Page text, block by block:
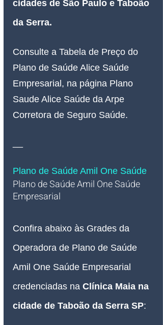
cidades de São Paulo e Taboão
da Serra.
Consulte a Tabela de Preço do
Plano de Saúde Alice Saúde
Empresarial, na página Plano
Saude Alice Saúde da Arpe
Corretora de Seguro Saúde.
Plano de Saúde Amil One Saúde
Plano de Saúde Amil One Saúde
Empresarial
Confira abaixo às Grades da
Operadora de Plano de Saúde
Amil One Saúde Empresarial
credenciadas na Clínica Maia na
cidade de Taboão da Serra SP: